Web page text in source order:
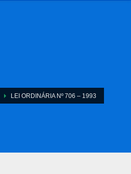
LEI ORDINÁRIA Nº 706 – 1993